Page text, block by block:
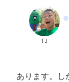
FJ
あります。し